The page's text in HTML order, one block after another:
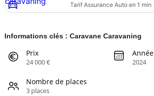
Tarif Assurance Auto en 1 min
Informations clés : Caravane Caravaning
Prix
24 000 €
Année
2024
Nombre de places
3 places